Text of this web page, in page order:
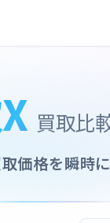
買取比
価格を瞬時